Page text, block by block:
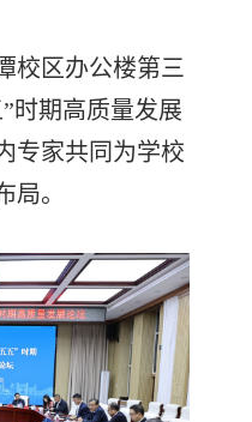
区办公楼第三
时期高质量发展
专家共同为学校
局。